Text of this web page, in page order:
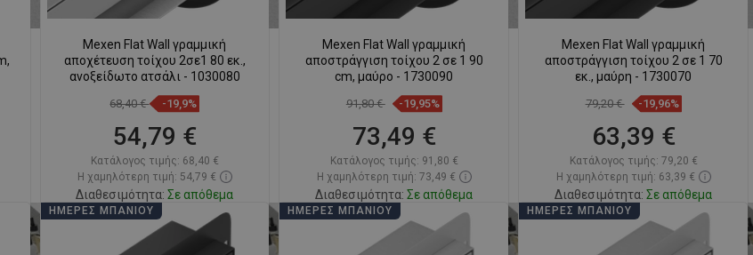
Mexen Flat Wall γραμμική
αποχέτευση τοίχου 2σε1 80 εκ.,
ανοξείδωτο ατσάλι - 1030080
68,40 € -19,9%
54,79 €
Κατάλογος τιμής: 68,40 €
Η χαμηλότερη τιμή: 54,79 €
Διαθεσιμότητα: Σε απόθεμα
Στο καλάθι
Mexen Flat Wall γραμμική
αποστράγγιση τοίχου 2 σε 1 90
cm, μαύρο - 1730090
91,80 € -19,95%
73,49 €
Κατάλογος τιμής: 91,80 €
Η χαμηλότερη τιμή: 73,49 €
Διαθεσιμότητα: Σε απόθεμα
Στο καλάθι
Mexen Flat Wall γραμμική
αποστράγγιση τοίχου 2 σε 1 70
εκ., μαύρη - 1730070
79,20 € -19,96%
63,39 €
Κατάλογος τιμής: 79,20 €
Η χαμηλότερη τιμή: 63,39 €
Διαθεσιμότητα: Σε απόθεμα
Στο καλάθι
ΗΜΈΡΕΣ ΜΠΆΝΙΟΥ ΗΜΈΡΕΣ ΜΠΆΝΙΟΥ ΗΜΈΡΕΣ ΜΠΆΝΙΟΥ